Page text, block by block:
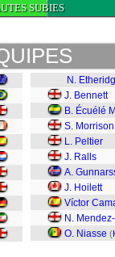
SUBIES
N.
J. Bennett
B. Écuélé
S. Morrison
L. Peltier
J. Ralls
A.
J. Hoilett
Víctor
N.
O. Niasse (